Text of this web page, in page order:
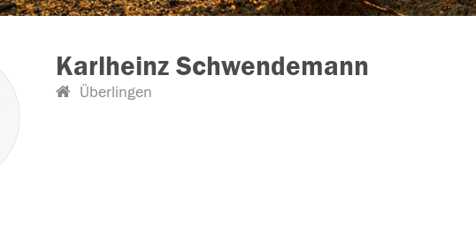
Karlheinz Schwendemann
Überlingen